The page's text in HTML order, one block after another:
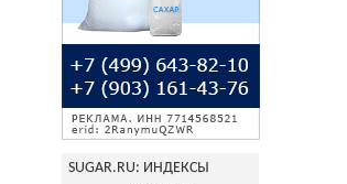
SUGAR.RU: ИНДЕКСЫ